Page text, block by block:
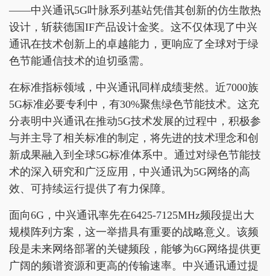
——中兴通讯5G叶脉系列基站凭借其创新的仿生散热
设计，斩获德国IF产品设计金奖。这不仅体现了中兴
通讯在技术创新上的卓越能力，更响应了全球对于绿
色节能通信技术的迫切亟需。
在标准指标领域，中兴通讯同样成绩斐然。近7000族
5G标准必要专利中，有30%聚焦绿色节能技术。这充
分表明中兴通讯在推动5G技术发展的过程中，积极参
与并主导了相关标准的制定，将先进的技术理念和创
新成果融入到全球5G标准体系中。通过对绿色节能技
术的深入研究和广泛应用，中兴通讯为5G网络的高
效、可持续运行提供了有力保障。
面向6G，中兴通讯率先在6425-7125MHz频段提出大
规模阵列方案，这一举措具有重要的战略意义。该频
段是未来网络部署的关键频段，能够为6G网络提供更
广阔的频谱资源和更高的传输速率。中兴通讯通过提